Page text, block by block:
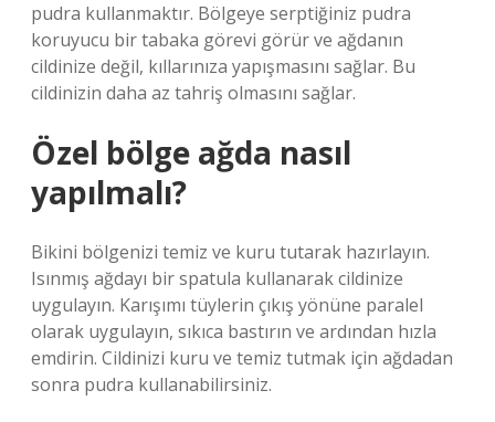
pudra kullanmaktır. Bölgeye serptiğiniz pudra
koruyucu bir tabaka görevi görür ve ağdanın
cildinize değil, kıllarınıza yapışmasını sağlar. Bu
cildinizin daha az tahriş olmasını sağlar.
Özel bölge ağda nasıl
yapılmalı?
Bikini bölgenizi temiz ve kuru tutarak hazırlayın.
Isınmış ağdayı bir spatula kullanarak cildinize
uygulayın. Karışımı tüylerin çıkış yönüne paralel
olarak uygulayın, sıkıca bastırın ve ardından hızla
emdirin. Cildinizi kuru ve temiz tutmak için ağdadan
sonra pudra kullanabilirsiniz.